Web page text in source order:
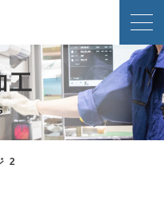
ァスナー工法
強み
工
2